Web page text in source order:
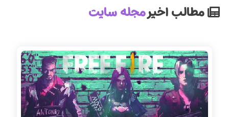
مطالب اخیرمجله سایت